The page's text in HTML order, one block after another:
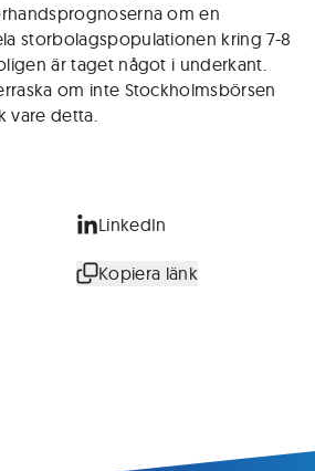
om en
storbolagspopulationen kring 7-8
är taget något i underkant.
om inte Stockholmsbörsen
vare detta.
LinkedIn
Kopiera länk